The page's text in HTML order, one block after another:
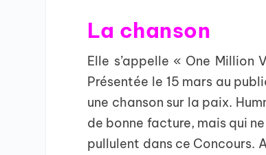
La chanson
Elle s’appelle « One
Présentée le 15 mars au
une chanson sur la paix.
de bonne facture, mais qui
pullulent dans ce Concours.